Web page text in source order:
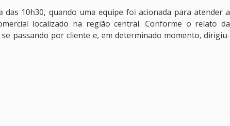
10h30, quando uma equipe foi acionada para atender a
localizado na região central. Conforme o relato da
passando por cliente e, em determinado momento, dirigiu-